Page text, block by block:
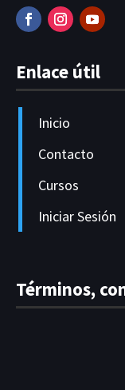
Enlace útil
Inicio
Contacto
Cursos
Iniciar Sesión
Términos,